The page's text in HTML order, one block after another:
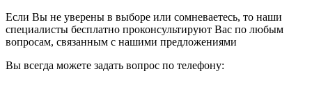
Если Вы не уверены в выборе или сомневаетесь, то наши
специалисты бесплатно проконсультируют Вас по любым
вопросам, связанным с нашими предложениями
Вы всегда можете задать вопрос по телефону: